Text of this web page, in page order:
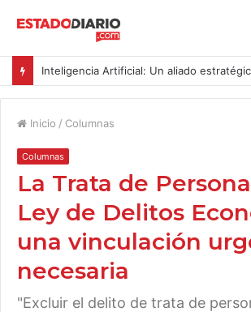
Inicio / Columnas
Columnas
La Trata de
Ley de Delitos
una vinculación
necesaria
"Excluir el delito de trata de